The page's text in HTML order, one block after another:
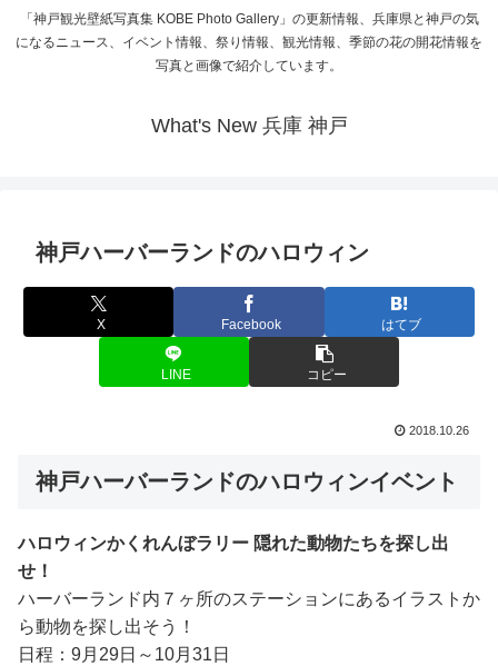
「神戸観光壁紙写真集 KOBE Photo Gallery」の更新情報、兵庫県と神戸の気
になるニュース、イベント情報、祭り情報、観光情報、季節の花の開花情報を
写真と画像で紹介しています。
What's New 兵庫 神戸
神戸ハーバーランドのハロウィン
X Facebook はてブ
LINE コピー
2018.10.26
神戸ハーバーランドのハロウィンイベント
ハロウィンかくれんぼラリー 隠れた動物たちを探し出
せ！
ハーバーランド内７ヶ所のステーションにあるイラストか
ら動物を探し出そう！
日程：9月29日～10月31日